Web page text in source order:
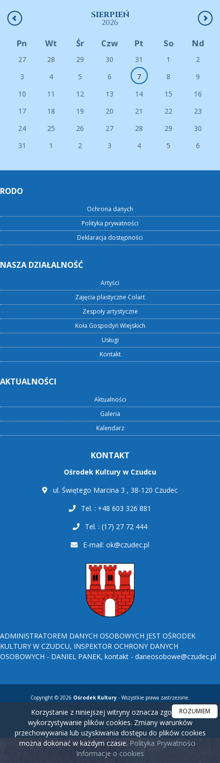
SIERPIEŃ
2026
Pn Wt Śr Czw Pt So Nd
27 28 29 30 31 1
2
3
4 5 6 7 8
9
10
11 12 13 14 15
16
17
18 19 20 21 22
23
24
25 26 27 28 29
30
31
1 2 3 4 5 6
RODO
Ochrona danych
Polityka prywatności
Deklaracja dostępności
NASZA DZIAŁALNOŚĆ
Artyści
Zajęcia plastyczne Colart
Zespoły artystyczne
Koła Gospodyń Wiejskich
Usługi
Kontakt
AKTUALNOŚCI
Aktualności
Galeria
Kalendarz
KONTAKT
Ośrodek Kultury w Czudcu
ul. Świętego Marcina 3 , 38-120 Czudec
Tel. : +48 603 326 881
Tel. : (17) 27 72 444
E-mail: ok@czudec.pl
ADMINISTRATOREM DANYCH OSOBOWYCH JEST OŚRODEK
KULTURY W CZUDCU, INSPEKTOR OCHRONY DANYCH
OSOBOWYCH - DANIEL PANEK, kontakt - daneosobowe@czudec.pl
Copyright © 2026 Ośrodek Kultury - Wszystkie prawa zastrzeżone.
Korzystanie z niniejszej witryny oznacza zgodę na
wykorzystywanie plików cookies. Zmiany warunków
przechowywania lub uzyskiwania dostępu do plików cookies
można dokonać w każdym czasie. Polityka Prywatności
Informacje o cookies
ROZUMIEM